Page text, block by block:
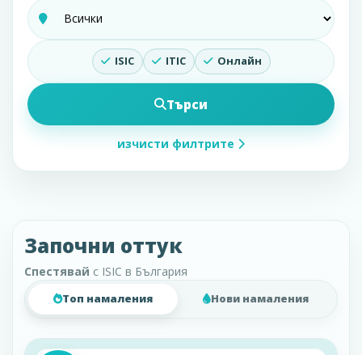
ISIC ITIC Онлайн
Търси
изчисти филтрите
Започни оттук
Спестявай с ISIC в България
Топ намаления Нови намаления